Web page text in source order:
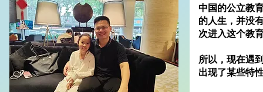
中国的公立教
的人生，并没
次进入这个教
所以，现在遇
出现了某些特